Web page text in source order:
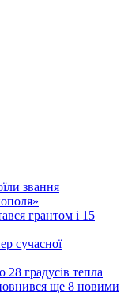
звання
грантом і 15
сучасної
28 градусів тепла
ще 8 новими